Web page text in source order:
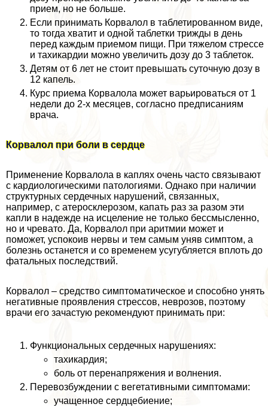
прием, но не больше.
Если принимать Корвалол в таблетированном виде,
то тогда хватит и одной таблетки трижды в день
перед каждым приемом пищи. При тяжелом стрессе
и тахикардии можно увеличить дозу до 3 таблеток.
Детям от 6 лет не стоит превышать суточную дозу в
12 капель.
Курс приема Корвалола может варьироваться от 1
недели до 2-х месяцев, согласно предписаниям
врача.
Корвалол при боли в сердце
Применение Корвалола в каплях очень часто связывают
с кардиологическими патологиями. Однако при наличии
структурных сердечных нарушений, связанных,
например, с атеросклерозом, капать раз за разом эти
капли в надежде на исцеление не только бессмысленно,
но и чревато. Да, Корвалол при аритмии может и
поможет, успокоив нервы и тем самым уняв симптом, а
болезнь останется и со временем усугубляется вплоть до
фатальных последствий.
Корвалол – средство симптоматическое и способно унять
негативные проявления стрессов, неврозов, поэтому
врачи его зачастую рекомендуют принимать при:
Функциональных сердечных нарушениях:
тахикардия;
боль от перенапряжения и волнения.
Перевозбуждении с вегетативными симптомами:
учащенное сердцебиение;